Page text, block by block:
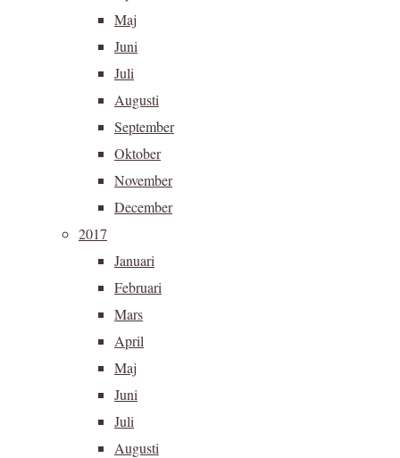
Maj
Juni
Juli
Augusti
September
Oktober
November
December
2017
Januari
Februari
Mars
April
Maj
Juni
Juli
Augusti